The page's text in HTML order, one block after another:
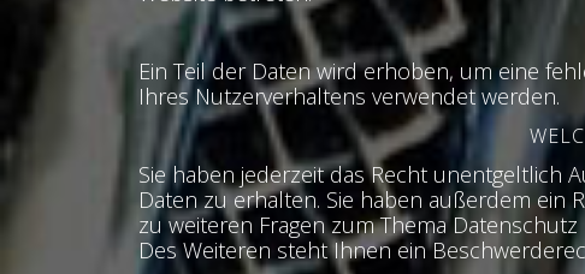
Ein Teil der Daten wird erhoben, um eine
Ihres Nutzerverhaltens verwendet werden.
Sie haben jederzeit das Recht unentgeltlich
Daten zu erhalten. Sie haben außerdem ein
zu weiteren Fragen zum Thema
Des Weiteren steht Ihnen ein